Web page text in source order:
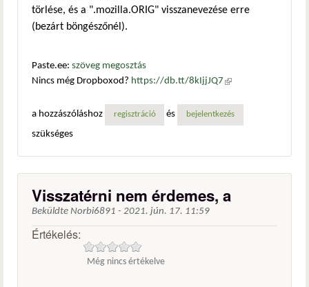
törlése, és a ".mozilla.ORIG" visszanevezése erre
(bezárt böngészőnél).
Paste.ee: szöveg megosztás
Nincs még Dropboxod? https://db.tt/8kIjjJQ7 (külső
a hozzászóláshoz
regisztráció és bejelentkezés
szükséges
Visszatérni nem érdemes, a
Beküldte Norbi6891 - 2021. jún. 17. 11:59
Értékelés:
Még nincs értékelve